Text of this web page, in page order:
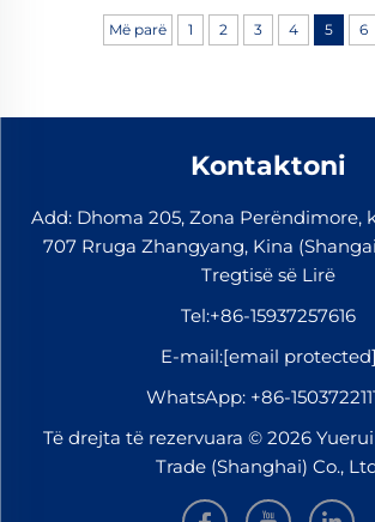
qëndruar presionit të madh të
shpejtë...
Më parë 1 2 3 4 5 6
Kontaktoni
Add: Dhoma 205, Zona Perëndimore,
707 Rruga Zhangyang, Kina
Tregtisë së Lirë
Tel:+86-15937257616
E-mail:[email protected]
WhatsApp: +86-
Të drejta të rezervuara © 2026
Trade (Shanghai) Co.,